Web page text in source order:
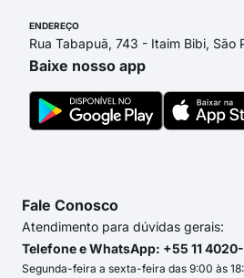
ENDEREÇO
Rua Tabapuã, 743 - Itaim Bibi, São
Baixe nosso app
Fale Conosco
Atendimento para dúvidas gerais:
Telefone e WhatsApp: +55 11
Segunda-feira a sexta-feira das 9:00 às